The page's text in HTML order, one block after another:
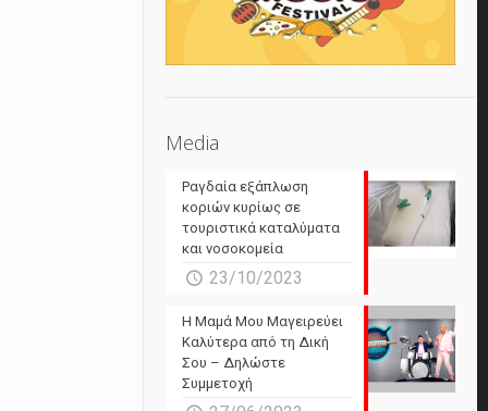
Media
Ραγδαία εξάπλωση
κοριών κυρίως σε
τουριστικά καταλύματα
και νοσοκομεία
23/10/2023
Η Μαμά Μου Μαγειρεύει
Καλύτερα από τη Δική
Σου – Δηλώστε
Συμμετοχή